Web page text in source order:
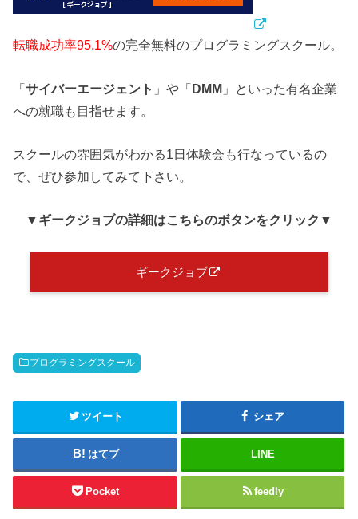
転職成功率95.1%の完全無料のプログラミングスクール。
「サイバーエージェント 」や「DMM 」といった有名企業
への就職も目指せます。
スクールの雰囲気がわかる1日体験会も行なっているの
で、ぜひ参加してみて下さい。
▼ギークジョブの詳細はこちらのボタンをクリック ▼
ギークジョブ
プログラミングスクール
ツイート シェア
はてブ LINE
Pocket feedly